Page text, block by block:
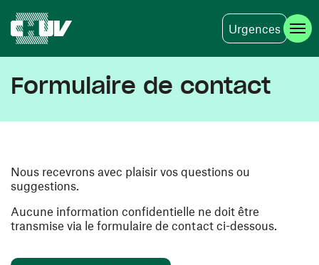
Urgences
Formulaire de contact
Nous recevrons avec plaisir vos questions ou
suggestions.
Aucune information confidentielle ne doit être
transmise via le formulaire de contact ci-dessous.